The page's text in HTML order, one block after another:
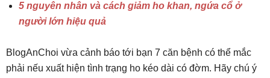
5 nguyên nhân và cách giảm ho khan, ngứa cổ ở
người lớn hiệu quả
BlogAnChoi vừa cảnh báo tới bạn 7 căn bệnh có thể mắc
phải nếu xuất hiện tình trạng ho kéo dài có đờm. Hãy chú ý